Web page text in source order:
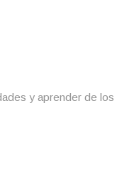
y aprender de los